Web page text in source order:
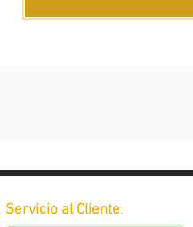
Servicio al Cliente: